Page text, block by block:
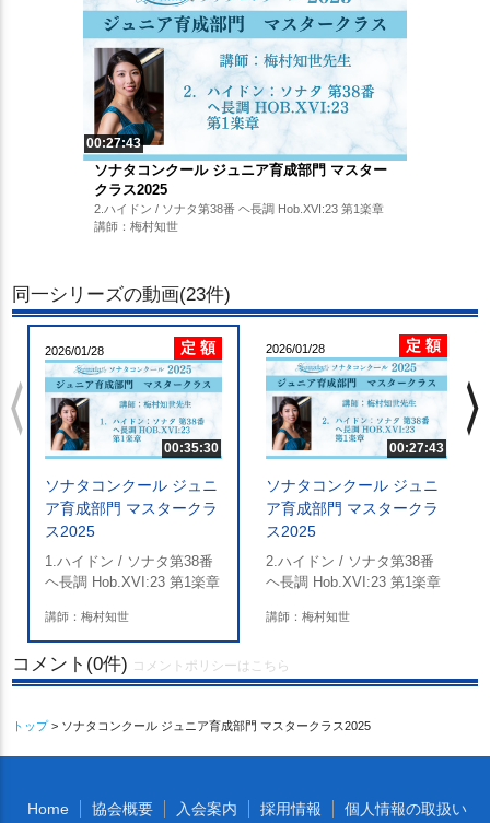
00:27:43
ソナタコンクール ジュニア育成部門 マスター
クラス2025
2.ハイドン / ソナタ第38番 ヘ長調 Hob.XVI:23 第1楽章
講師：梅村知世
同一シリーズの動画(23件)
2026/01/28 定 額
00:35:30
ソナタコンクール ジュニ
ア育成部門 マスタークラ
ス2025
1.ハイドン / ソナタ第38番
ヘ長調 Hob.XVI:23 第1楽章
講師：梅村知世
2026/01/28 定 額
00:27:43
ソナタコンクール ジュニ
ア育成部門 マスタークラ
ス2025
2.ハイドン / ソナタ第38番
ヘ長調 Hob.XVI:23 第1楽章
講師：梅村知世
chevron_left chevron_right
コメント(0件) コメントポリシーはこちら
トップ> ソナタコンクール ジュニア育成部門 マスタークラス2025
Home 協会概要 入会案内 採用情報 個人情報の取扱い